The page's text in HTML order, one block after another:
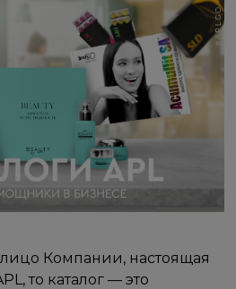
Компании, настоящая
то каталог — это